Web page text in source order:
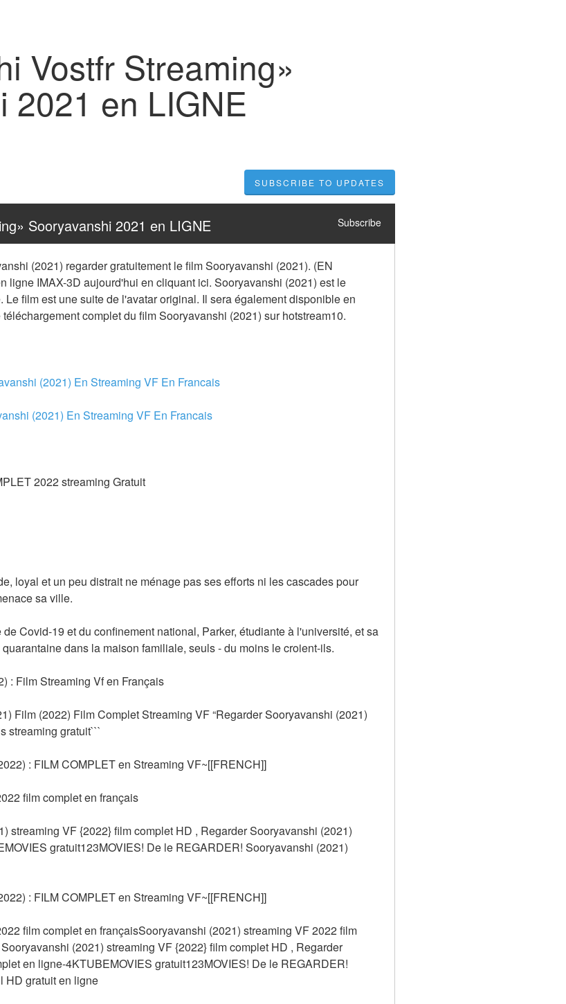
Vostfr Streaming»
2021 en LIGNE
SUBSCRIBE TO UPDATES
Sooryavanshi 2021 en LIGNE Subscribe
(2021) regarder gratuitement le film Sooryavanshi (2021). (EN
ligne IMAX-3D aujourd'hui en cliquant ici. Sooryavanshi (2021) est le
film est une suite de l'avatar original. Il sera également disponible en
complet du film Sooryavanshi (2021) sur hotstream10.
(2021) En Streaming VF En Francais
(2021) En Streaming VF En Francais
2022 streaming Gratuit
loyal et un peu distrait ne ménage pas ses efforts ni les cascades pour
sa ville.
Covid-19 et du confinement national, Parker, étudiante à l'université, et sa
dans la maison familiale, seuls - du moins le croient-ils.
: Film Streaming Vf en Français
Film (2022) Film Complet Streaming VF “Regarder Sooryavanshi (2021)
streaming gratuit```
: FILM COMPLET en Streaming VF~[[FRENCH]]
film complet en français
streaming VF {2022} film complet HD , Regarder Sooryavanshi (2021)
gratuit123MOVIES! De le REGARDER! Sooryavanshi (2021)
: FILM COMPLET en Streaming VF~[[FRENCH]]
film complet en françaisSooryavanshi (2021) streaming VF 2022 film
(2021) streaming VF {2022} film complet HD , Regarder
en ligne-4KTUBEMOVIES gratuit123MOVIES! De le REGARDER!
HD gratuit en ligne